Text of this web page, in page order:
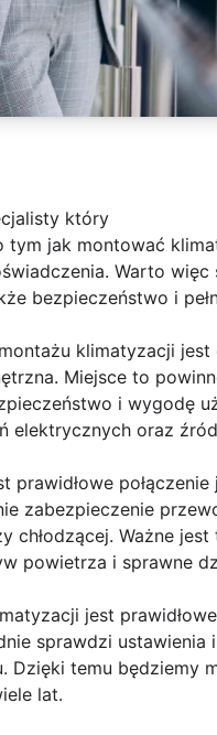
który
jak montować
Warto
bezpieczeństwo i
klimatyzacji
Miejsce to
i wygodę
elektrycznych oraz
prawidłowe
zabezpieczenie
chłodzącej. Ważne
powietrza i sprawne
jest
sprawdzi
Dzięki temu
lat.